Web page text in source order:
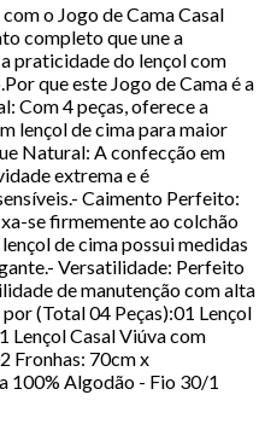
o Jogo de Cama Casal
completo que une a
praticidade do lençol com
que este Jogo de Cama é a
Com 4 peças, oferece a
lençol de cima para maior
Natural: A confecção em
extrema e é
Caimento Perfeito:
se firmemente ao colchão
de cima possui medidas
Versatilidade: Perfeito
de manutenção com alta
(Total 04 Peças):01 Lençol
Lençol Casal Viúva com
Fronhas: 70cm x
100% Algodão - Fio 30/1